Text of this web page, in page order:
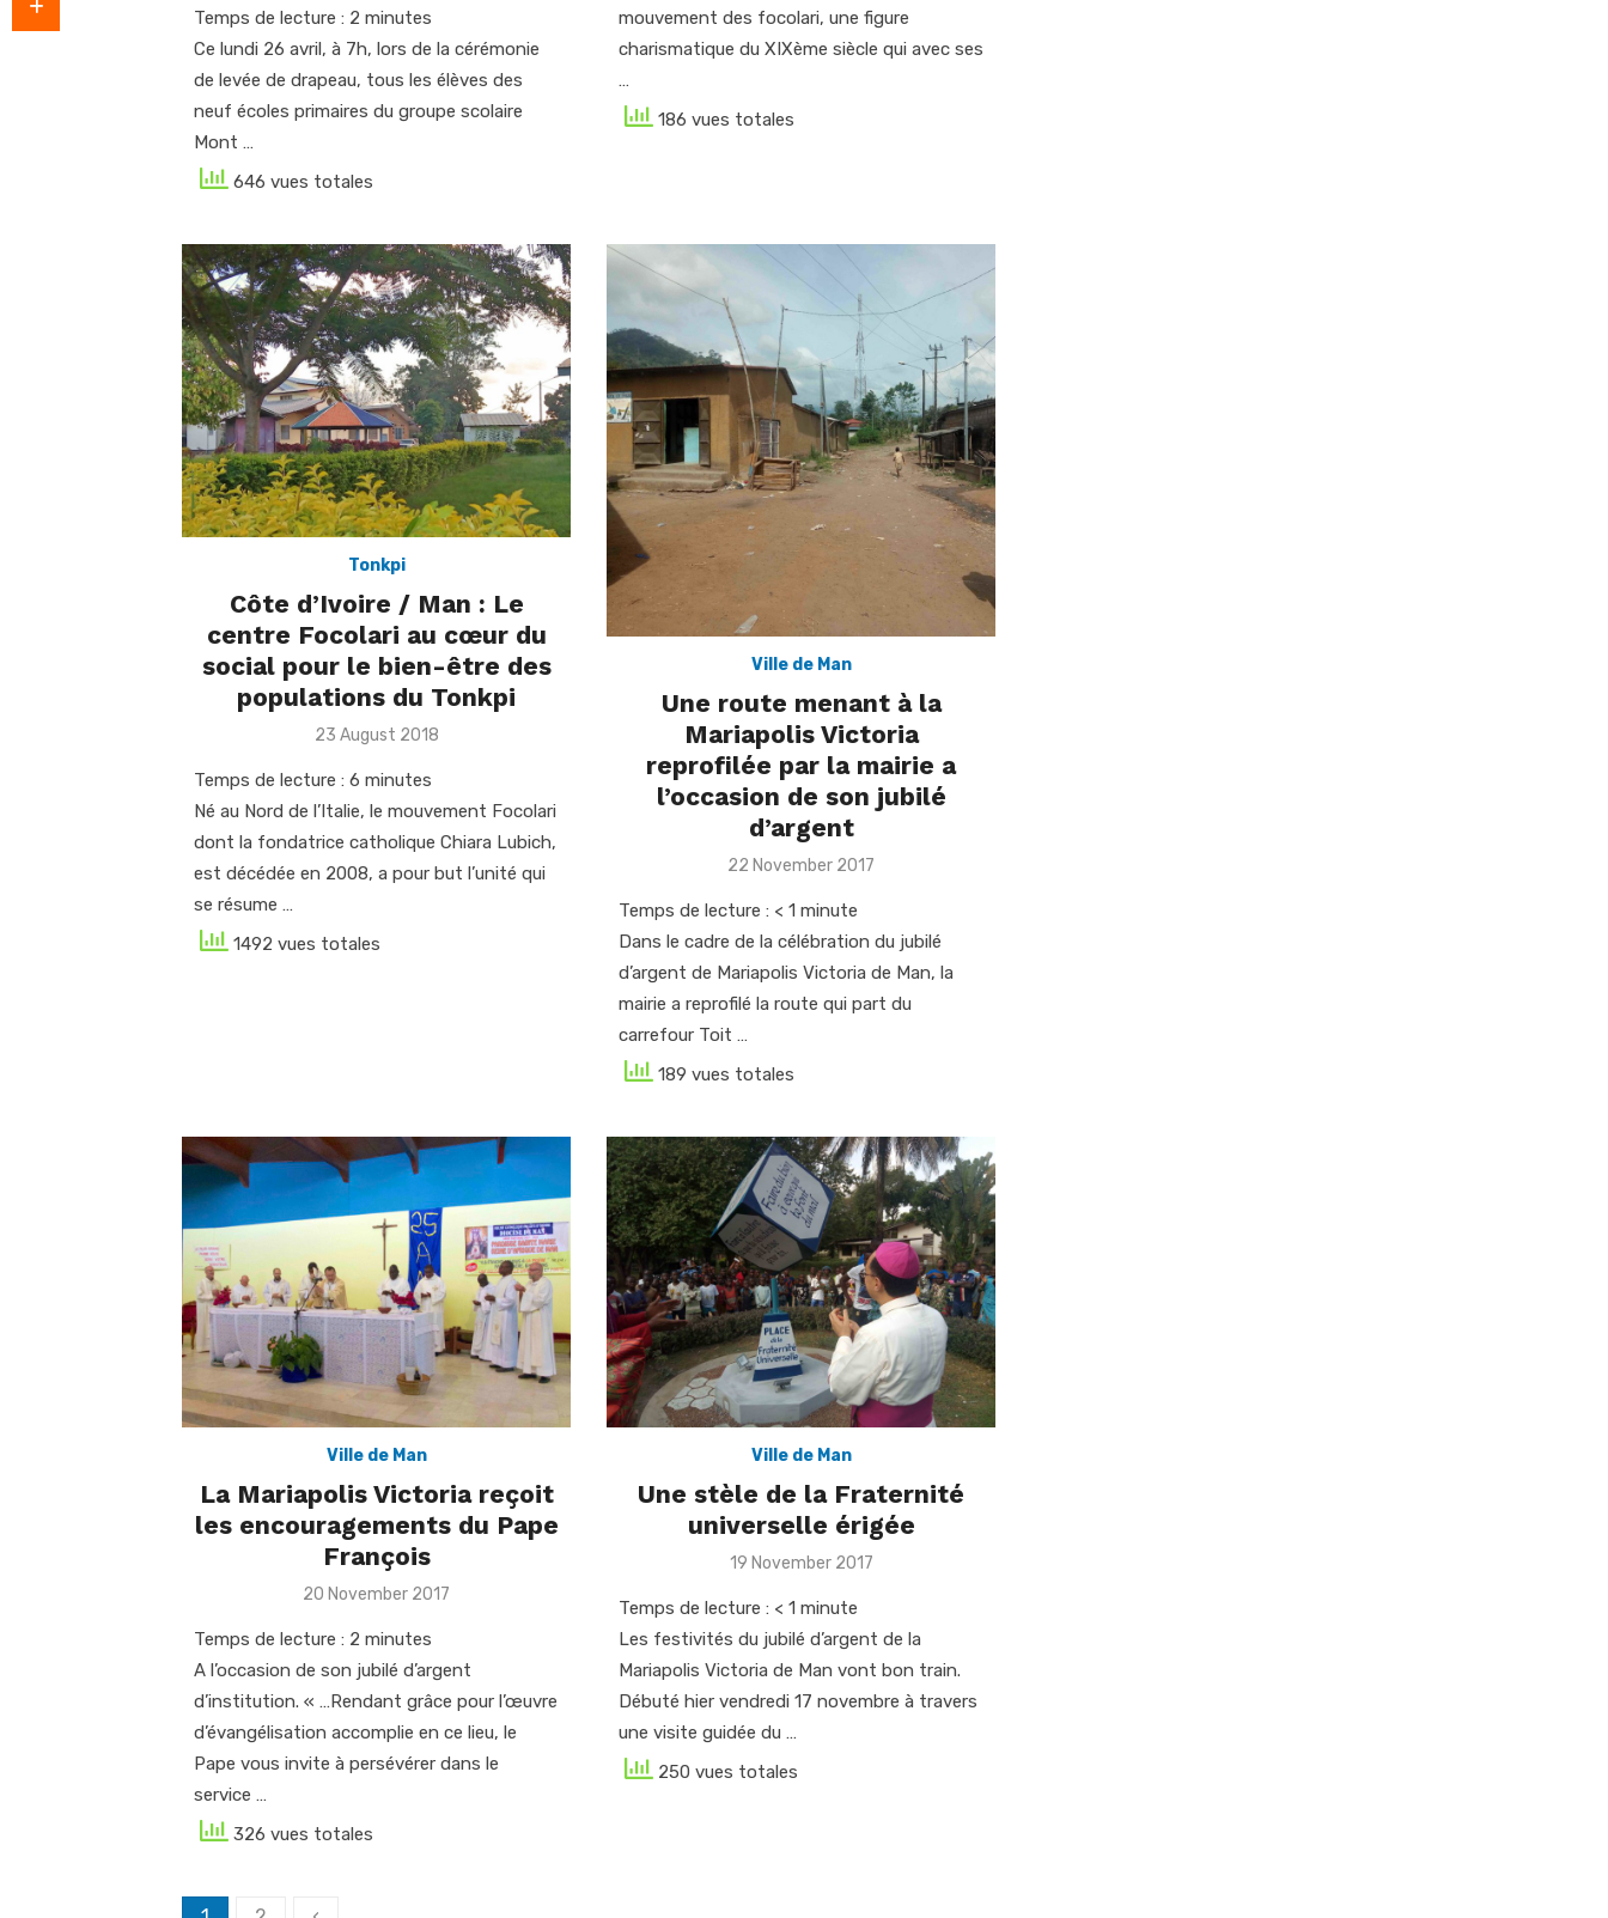
Temps de lecture : 2 minutes
Ce lundi 26 avril, à 7h, lors de la cérémonie
de levée de drapeau, tous les élèves des
neuf écoles primaires du groupe scolaire
Mont …
646 vues totales
mouvement des focolari, une figure
charismatique du XIXème siècle qui avec ses
…
186 vues totales
Tonkpi
Côte d’Ivoire / Man : Le
centre Focolari au cœur du
social pour le bien-être des
populations du Tonkpi
Posted
23 August 2018
Temps de lecture : 6 minutes
Né au Nord de l’Italie, le mouvement Focolari
dont la fondatrice catholique Chiara Lubich,
est décédée en 2008, a pour but l’unité qui
se résume …
1492 vues totales
Ville de Man
Une route menant à la
Mariapolis Victoria
reprofilée par la mairie a
l’occasion de son jubilé
d’argent
Posted
22 November 2017
Temps de lecture : < 1 minute
Dans le cadre de la célébration du jubilé
d’argent de Mariapolis Victoria de Man, la
mairie a reprofilé la route qui part du
carrefour Toit …
189 vues totales
Ville de Man
La Mariapolis Victoria reçoit
les encouragements du Pape
François
Posted
20 November 2017
Temps de lecture : 2 minutes
A l’occasion de son jubilé d’argent
d’institution. « …Rendant grâce pour l’œuvre
d’évangélisation accomplie en ce lieu, le
Pape vous invite à persévérer dans le
service …
326 vues totales
Ville de Man
Une stèle de la Fraternité
universelle érigée
Posted
19 November 2017
Temps de lecture : < 1 minute
Les festivités du jubilé d’argent de la
Mariapolis Victoria de Man vont bon train.
Débuté hier vendredi 17 novembre à travers
une visite guidée du …
250 vues totales